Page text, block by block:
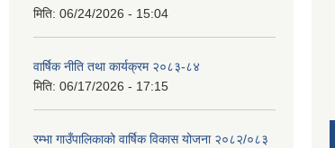
मिति: 06/24/2026 - 15:04
वार्षिक नीति तथा कार्यक्रम २०८३-८४
मिति: 06/17/2026 - 17:15
रम्भा गाउँपालिकाको वार्षिक विकास योजना २०८२/०८३